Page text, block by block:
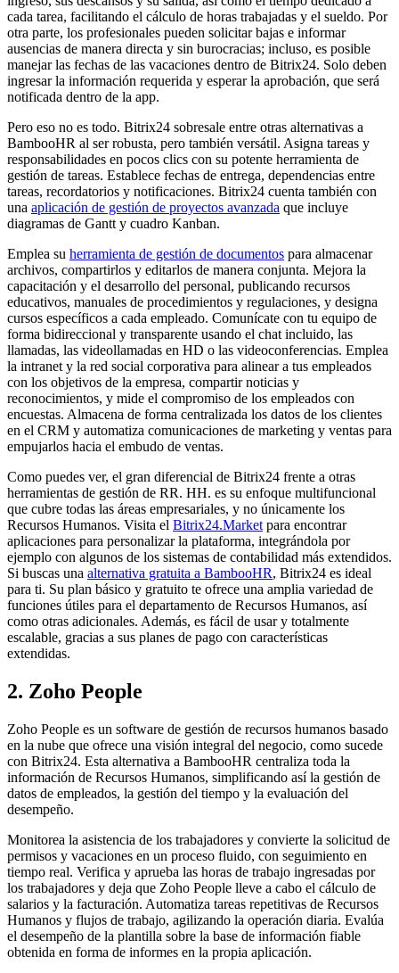
cada tarea, facilitando el cálculo de horas trabajadas y el sueldo. Por
otra parte, los profesionales pueden solicitar bajas e informar
ausencias de manera directa y sin burocracias; incluso, es posible
manejar las fechas de las vacaciones dentro de Bitrix24. Solo deben
ingresar la información requerida y esperar la aprobación, que será
notificada dentro de la app.
Pero eso no es todo. Bitrix24 sobresale entre otras alternativas a
BambooHR al ser robusta, pero también versátil. Asigna tareas y
responsabilidades en pocos clics con su potente herramienta de
gestión de tareas. Establece fechas de entrega, dependencias entre
tareas, recordatorios y notificaciones. Bitrix24 cuenta también con
una aplicación de gestión de proyectos avanzada que incluye
diagramas de Gantt y cuadro Kanban.
Emplea su herramienta de gestión de documentos para almacenar
archivos, compartirlos y editarlos de manera conjunta. Mejora la
capacitación y el desarrollo del personal, publicando recursos
educativos, manuales de procedimientos y regulaciones, y designa
cursos específicos a cada empleado. Comunícate con tu equipo de
forma bidireccional y transparente usando el chat incluido, las
llamadas, las videollamadas en HD o las videoconferencias. Emplea
la intranet y la red social corporativa para alinear a tus empleados
con los objetivos de la empresa, compartir noticias y
reconocimientos, y mide el compromiso de los empleados con
encuestas. Almacena de forma centralizada los datos de los clientes
en el CRM y automatiza comunicaciones de marketing y ventas para
empujarlos hacia el embudo de ventas.
Como puedes ver, el gran diferencial de Bitrix24 frente a otras
herramientas de gestión de RR. HH. es su enfoque multifuncional
que cubre todas las áreas empresariales, y no únicamente los
Recursos Humanos. Visita el Bitrix24.Market para encontrar
aplicaciones para personalizar la plataforma, integrándola por
ejemplo con algunos de los sistemas de contabilidad más extendidos.
Si buscas una alternativa gratuita a BambooHR, Bitrix24 es ideal
para ti. Su plan básico y gratuito te ofrece una amplia variedad de
funciones útiles para el departamento de Recursos Humanos, así
como otras adicionales. Además, es fácil de usar y totalmente
escalable, gracias a sus planes de pago con características
extendidas.
2. Zoho People
Zoho People es un software de gestión de recursos humanos basado
en la nube que ofrece una visión integral del negocio, como sucede
con Bitrix24. Esta alternativa a BambooHR centraliza toda la
información de Recursos Humanos, simplificando así la gestión de
datos de empleados, la gestión del tiempo y la evaluación del
desempeño.
Monitorea la asistencia de los trabajadores y convierte la solicitud de
permisos y vacaciones en un proceso fluido, con seguimiento en
tiempo real. Verifica y aprueba las horas de trabajo ingresadas por
los trabajadores y deja que Zoho People lleve a cabo el cálculo de
salarios y la facturación. Automatiza tareas repetitivas de Recursos
Humanos y flujos de trabajo, agilizando la operación diaria. Evalúa
el desempeño de la plantilla sobre la base de información fiable
obtenida en forma de informes en la propia aplicación.